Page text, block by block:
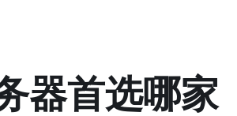
器首选哪家